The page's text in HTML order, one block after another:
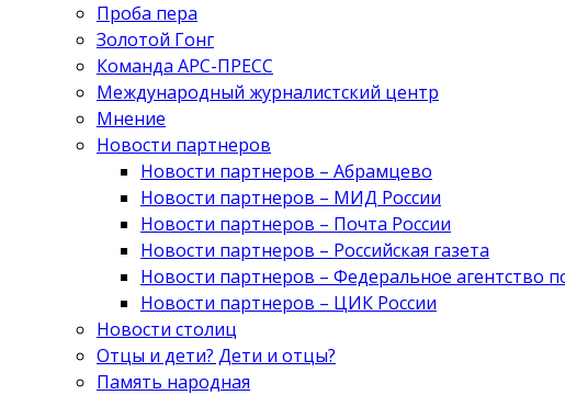
Проба пера
Золотой Гонг
Команда АРС-ПРЕСС
Международный журналистский центр
Мнение
Новости партнеров
Новости партнеров – Абрамцево
Новости партнеров – МИД России
Новости партнеров – Почта России
Новости партнеров – Российская газета
Новости партнеров – Федеральное агентство
Новости партнеров – ЦИК России
Новости столиц
Отцы и дети? Дети и отцы?
Память народная